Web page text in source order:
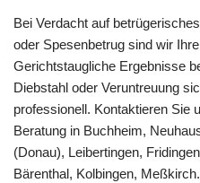
Bei Verdacht auf
oder Spesenbetrug sind wir
Gerichtstaugliche Ergebnisse
Diebstahl oder Veruntreuung
professionell. Kontaktieren Sie
Beratung in Buchheim,
(Donau), Leibertingen,
Bärenthal, Kolbingen, Meßkirch.